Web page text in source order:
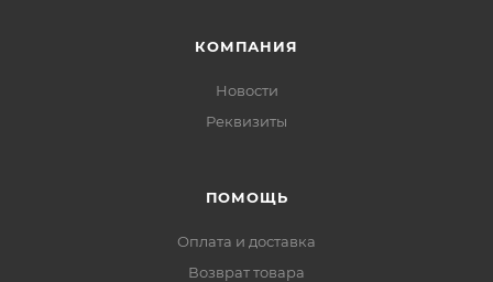
КОМПАНИЯ
Новости
Реквизиты
ПОМОЩЬ
Оплата и доставка
Возврат товара